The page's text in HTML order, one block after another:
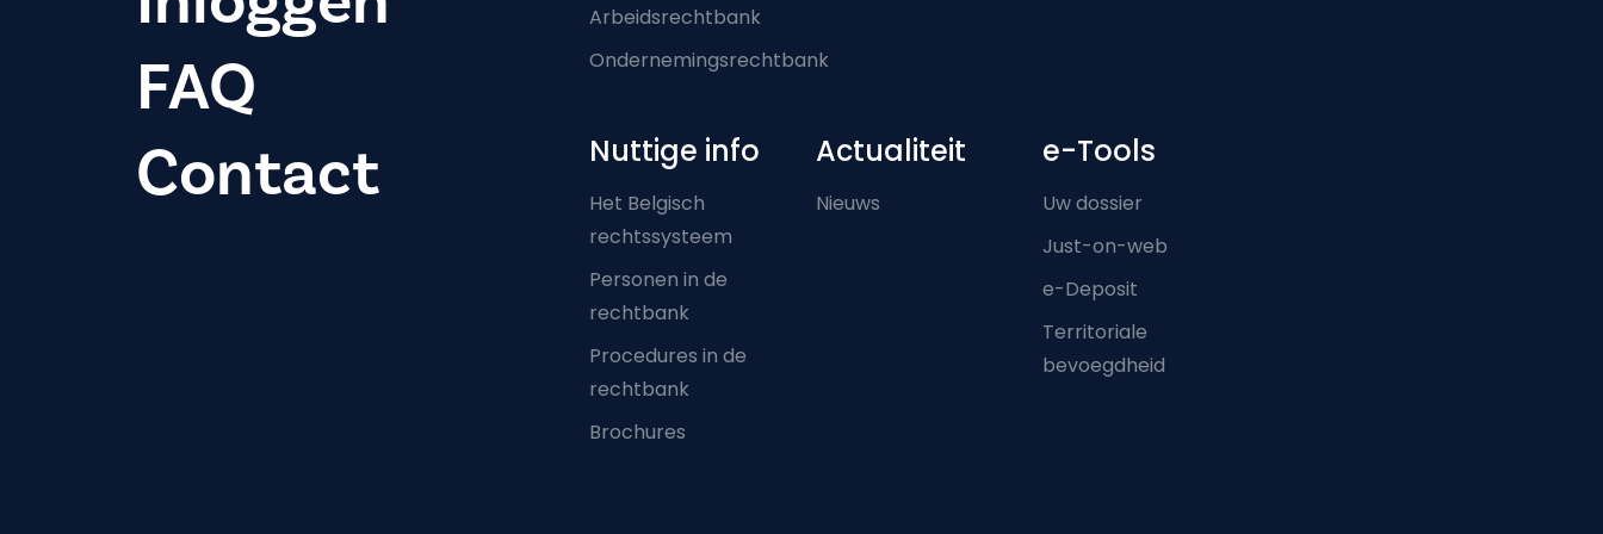
FAQ
Contact
Arbeidsrechtbank
Ondernemingsrechtbank
Nuttige info
Het Belgisch
rechtssysteem
Personen in de
rechtbank
Procedures in de
rechtbank
Brochures
Actualiteit
Nieuws
e-Tools
Uw dossier
Just-on-web
e-Deposit
Territoriale
bevoegdheid